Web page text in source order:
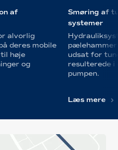
af
alvorlig
deres mobile
høje
og
Smøring af
systemer
udsat for
resulterede
pumpen.
Læs mere